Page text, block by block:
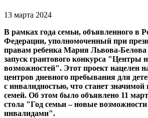
13 марта 2024
В рамках года семьи, объявленного в
Федерации, уполномоченный при
правам ребенка Мария Львова-Белова
запуск грантового конкурса "Центры
возможностей". Этот проект нацелен
центров дневного пребывания для
с инвалидностью, что станет
семей. Об этом было объявлено 11
стола "Год семьи – новые
инвалидами".